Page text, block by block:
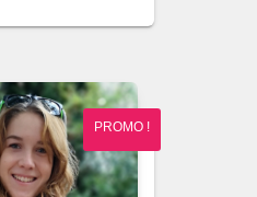
PROMO !